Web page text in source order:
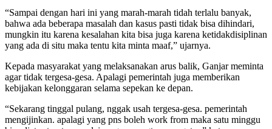
“Sampai dengan hari ini yang marah-marah tidah terlalu banyak,
bahwa ada beberapa masalah dan kasus pasti tidak bisa dihindari,
mungkin itu karena kesalahan kita bisa juga karena ketidakdisiplinan
yang ada di situ maka tentu kita minta maaf,” ujarnya.
Kepada masyarakat yang melaksanakan arus balik, Ganjar meminta
agar tidak tergesa-gesa. Apalagi pemerintah juga memberikan
kebijakan kelonggaran selama sepekan ke depan.
“Sekarang tinggal pulang, nggak usah tergesa-gesa. pemerintah
mengijinkan. apalagi yang pns boleh work from maka satu minggu